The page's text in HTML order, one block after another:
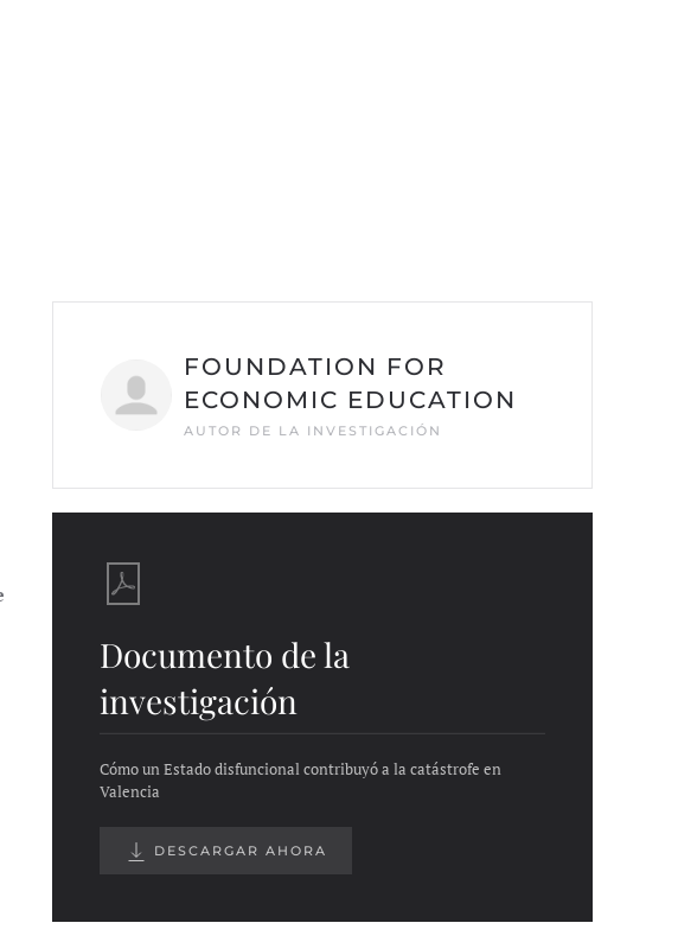
FOUNDATION FOR
ECONOMIC EDUCATION
AUTOR DE LA INVESTIGACIÓN
Documento de la
investigación
Cómo un Estado disfuncional contribuyó a la catástrofe en
Valencia
DESCARGAR AHORA